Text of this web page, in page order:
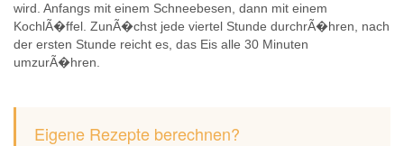
wird. Anfangs mit einem Schneebesen, dann mit einem
KochlÃ�ffel. ZunÃ�chst jede viertel Stunde durchrÃ�hren, nach
der ersten Stunde reicht es, das Eis alle 30 Minuten
umzurÃ�hren.
Eigene Rezepte berechnen?